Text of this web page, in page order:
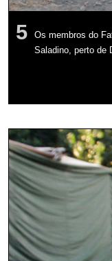
5
Os membros do
Saladino, perto de